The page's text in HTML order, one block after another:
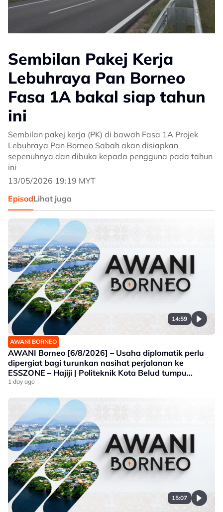
Sembilan Pakej Kerja
Lebuhraya Pan Borneo
Fasa 1A bakal siap tahun
ini
Sembilan pakej kerja (PK) di bawah Fasa 1A Projek
Lebuhraya Pan Borneo Sabah akan disiapkan
sepenuhnya dan dibuka kepada pengguna pada tahun
ini
13/05/2026 19:19 MYT
EpisodLihat juga
14:59
AWANI BORNEO
AWANI Borneo [6/8/2026] – Usaha diplomatik perlu
dipergiat bagi turunkan nasihat perjalanan ke
ESSZONE – Hajiji | Politeknik Kota Belud tumpu
bidang selaras keperluan industri Sabah |
produk tempatan
1 day ago
15:07